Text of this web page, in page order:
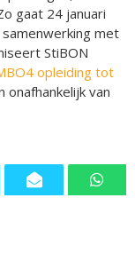
gaat 24 januari
met
StiBON
opleiding tot
onafhankelijk van